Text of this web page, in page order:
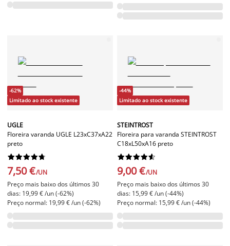
-62%
Limitado ao stock existente
UGLE
Floreira varanda UGLE L23xC37xA22
preto






7,50 €/UN
Preço mais baixo dos últimos 30
dias: 19,99 € /un (-62%)
Preço normal: 19,99 € /un (-62%)
-44%
Limitado ao stock existente
STEINTROST
Floreira para varanda STEINTROST
C18xL50xA16 preto






9,00 €/UN
Preço mais baixo dos últimos 30
dias: 15,99 € /un (-44%)
Preço normal: 15,99 € /un (-44%)